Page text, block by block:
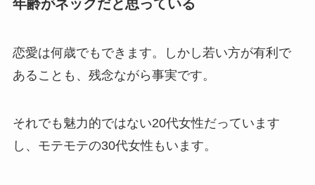
年齢がネックだと思っている
恋愛は何歳でもできます。しかし若い方が有利で
あることも、残念ながら事実です。
それでも魅力的ではない20代女性だっています
し、モテモテの30代女性もいます。